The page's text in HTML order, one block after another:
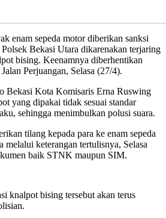
enam sepeda motor diberikan sanksi
Bekasi Utara dikarenakan terjaring
bising. Keenamnya diberhentikan
Perjuangan, Selasa (27/4).
Bekasi Kota Komisaris Erna Ruswing
yang dipakai tidak sesuai standar
sehingga menimbulkan polusi suara.
tilang kepada para ke enam sepeda
melalui keterangan tertulisnya, Selasa
baik STNK maupun SIM.
knalpot bising tersebut akan terus